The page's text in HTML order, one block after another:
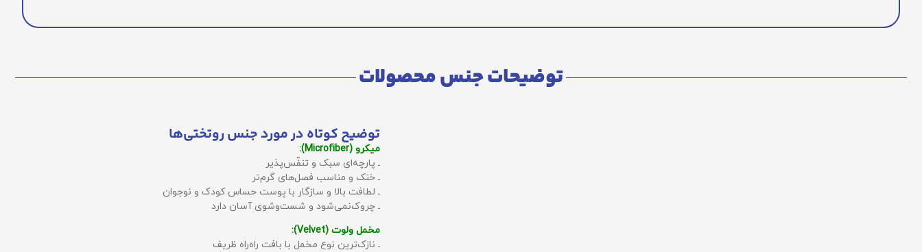
توضیحات جنس محصولات
توضیح کوتاه در مورد جنس روتختی‌ها
میکرو (Microfiber):
ـ پارچه‌ای سبک و تنفّس‌پذیر
ـ خنک و مناسب فصل‌های گرم‌تر
ـ لطافت بالا و سازگار با پوست حساس کودک و نوجوان
ـ چروک‌نمی‌شود و شست‌وشوی آسان دارد
مخمل ولوت (Velvet):
ـ نازک‌ترین نوع مخمل با بافت راه‌راه ظریف